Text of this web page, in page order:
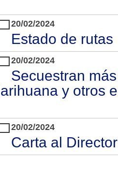
20/02/2024
Estado de rutas
20/02/2024
Secuestran
y otros
20/02/2024
Carta al Director